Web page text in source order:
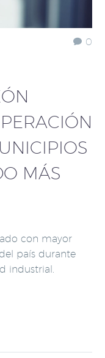
0
MÁS
con mayor
país durante
industrial.